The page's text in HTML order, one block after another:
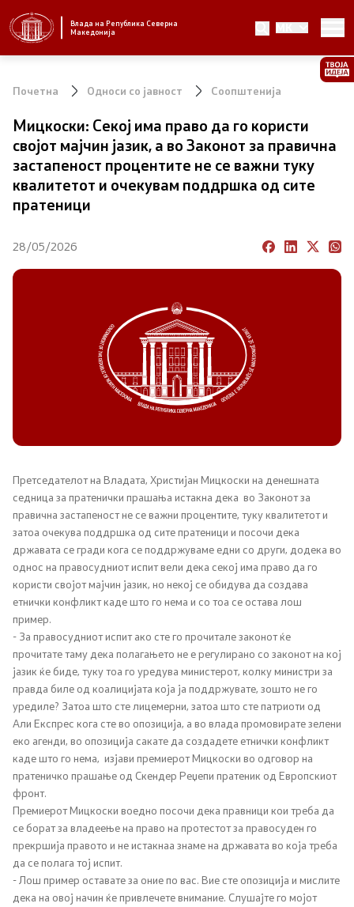
Влада на Република Северна
Македонија
MK
Стратешки приоритети и програма
Завршени планови
Стратешки план на Генералниот секретаријат
Влада
Претседател на Владата
Канцеларија на Претседателот на Владата
Заменици на Претседателот на Владата
Министерства
СОЗР
Комисии
Органи во состав
Национални координатори
Генерален Секретаријат
Односи со јавност
Канцеларија на портпарол
Медија центар
Отворена Влада
Отчетност
Почетна Односи со јавност Соопштенија
Мицкоски: Секој има право да го користи
својот мајчин јазик, а во Законот за правична
застапеност процентите не се важни туку
квалитетот и очекувам поддршка од сите
пратеници
28/05/2026
Претседателот на Владата, Христијан Мицкоски на денешната
седница за пратенички прашања истакна дека во Законот за
правична застапеност не се важни процентите, туку квалитетот и
затоа очекува поддршка од сите пратеници и посочи дека
државата се гради кога се поддржуваме едни со други, додека во
однос на правосудниот испит вели дека секој има право да го
користи својот мајчин јазик, но некој се обидува да создава
етнички конфликт каде што го нема и со тоа се остава лош
пример.
- За правосудниот испит ако сте го прочитале законот ќе
прочитате таму дека полагањето не е регулирано со законот на кој
јазик ќе биде, туку тоа го уредува министерот, колку министри за
правда биле од коалицијата која ја поддржувате, зошто не го
уредиле? Затоа што сте лицемерни, затоа што сте патриоти од
Али Експрес кога сте во опозиција, а во влада промовирате зелени
еко агенди, во опозиција сакате да создадете етнички конфликт
каде што го нема, изјави премиерот Мицкоски во одговор на
пратеничко прашање од Скендер Реџепи пратеник од Европскиот
фронт.
Премиерот Мицкоски воедно посочи дека правници кои треба да
се борат за владеење на право на протестот за правосуден го
прекршија правото и не истакнаа знаме на државата во која треба
да се полага тој испит.
- Лош пример оставате за оние по вас. Вие сте опозиција и мислите
дека на овој начин ќе привлечете внимание. Слушајте го мојот